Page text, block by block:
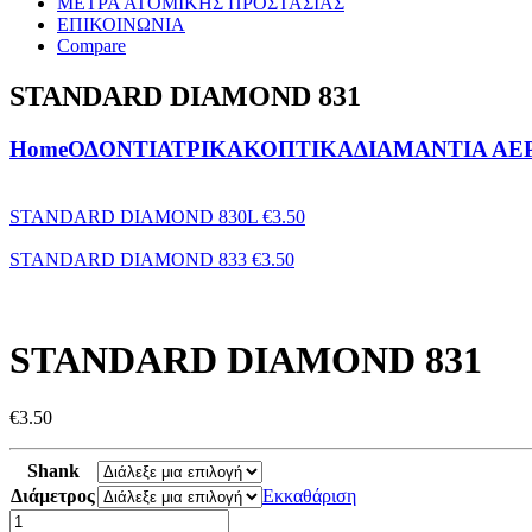
ΕΠΙΚΟΙΝΩΝΙΑ
Compare
STANDARD DIAMOND 831
HomeΟΔΟΝΤΙΑΤΡΙΚΑΚΟΠΤΙΚΑΔΙΑΜΑΝΤΙΑ
STANDARD DIAMOND 830L €3.50
STANDARD DIAMOND 833 €3.50
STANDARD DIAMOND 831
€3.50
Shank
Διάμετρος
Εκκαθάριση